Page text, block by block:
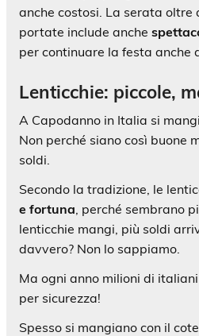
anche costosi. La serata
portate include anche
per continuare la festa anche
Lenticchie: piccole,
A Capodanno in Italia si
Non perché siano così buone
soldi.
Secondo la tradizione, le
e fortuna , perché sembrano
lenticchie mangi, più soldi
davvero? Non lo sappiamo.
Ma ogni anno milioni di
per sicurezza!
Spesso si mangiano con il